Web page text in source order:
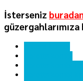
İsterseniz